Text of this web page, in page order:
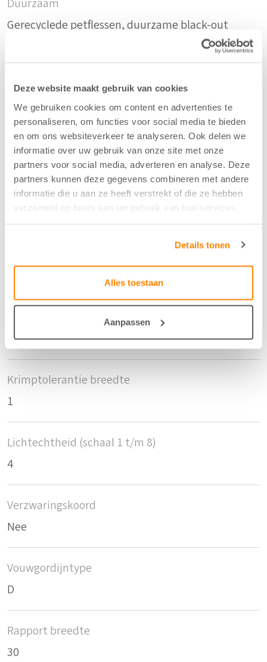
Deze website maakt gebruik van cookies
We gebruiken cookies om content en advertenties te
personaliseren, om functies voor social media te bieden
en om ons websiteverkeer te analyseren. Ook delen we
informatie over uw gebruik van onze site met onze
partners voor social media, adverteren en analyse. Deze
partners kunnen deze gegevens combineren met andere
informatie die u aan ze heeft verstrekt of die ze hebben
verzameld op basis van uw gebruik van hun services.
Details tonen
Alles toestaan
Aanpassen
Duurzaam
Gerecyclede petflessen, duurzame black-out
61%rPET/39%PES
Kleur
Blauw - 4
Breedte/hoogte
147 cm
Krimptolerantie hoogte
Krimptolerantie breedte
1
Lichtechtheid (schaal 1 t/m 8)
4
Verzwaringskoord
Nee
Vouwgordijntype
D
Rapport breedte
30